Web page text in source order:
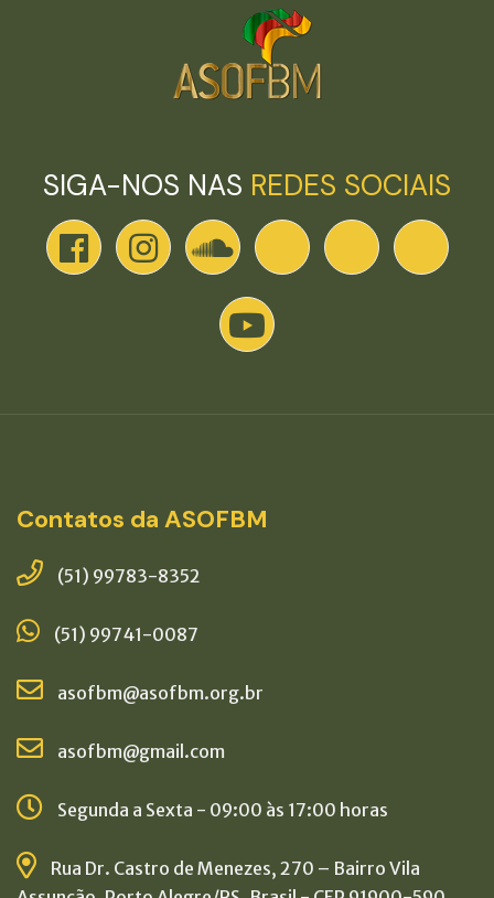
SIGA-NOS NAS REDES SOCIAIS
Contatos da ASOFBM
(51) 99783-8352
(51) 99741-0087
asofbm@asofbm.org.br
asofbm@gmail.com
Segunda a Sexta - 09:00 às 17:00 horas
Rua Dr. Castro de Menezes, 270 – Bairro Vila